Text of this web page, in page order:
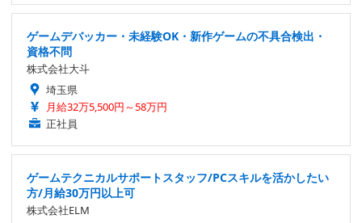
ゲームデバッカー・未経験OK・新作ゲームの不具合検出・
資格不問
株式会社大斗
埼玉県
月給32万5,500円～58万円
正社員
ゲームテクニカルサポートスタッフ/PCスキルを活かしたい
方/月給30万円以上可
株式会社ELM